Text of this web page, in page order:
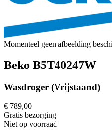
Momenteel geen afbeelding
Beko B5T40247W
Wasdroger (Vrijstaand)
€ 789,00
Gratis bezorging
Niet op voorraad